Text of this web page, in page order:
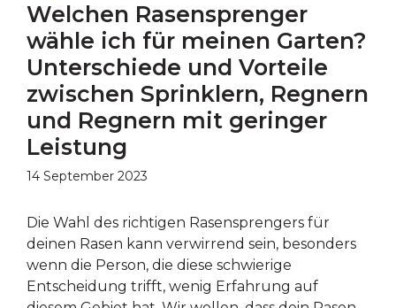
Welchen Rasensprenger
wähle ich für meinen Garten?
Unterschiede und Vorteile
zwischen Sprinklern, Regnern
und Regnern mit geringer
Leistung
14 September 2023
Die Wahl des richtigen Rasensprengers für
deinen Rasen kann verwirrend sein, besonders
wenn die Person, die diese schwierige
Entscheidung trifft, wenig Erfahrung auf